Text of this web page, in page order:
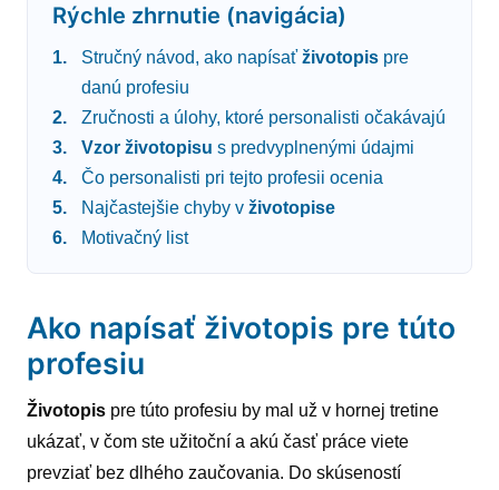
Rýchle zhrnutie (navigácia)
Stručný návod, ako napísať životopispre
danú profesiu
Zručnosti a úlohy, ktoré personalisti očakávajú
Vzor životopisu s predvyplnenými údajmi
Čo personalisti pri tejto profesii ocenia
Najčastejšie chyby v životopise
Motivačný list
Ako napísať životopis pre túto
profesiu
Životopis pre túto profesiu by mal už v hornej tretine
ukázať, v čom ste užitoční a akú časť práce viete
prevziať bez dlhého zaučovania. Do skúseností